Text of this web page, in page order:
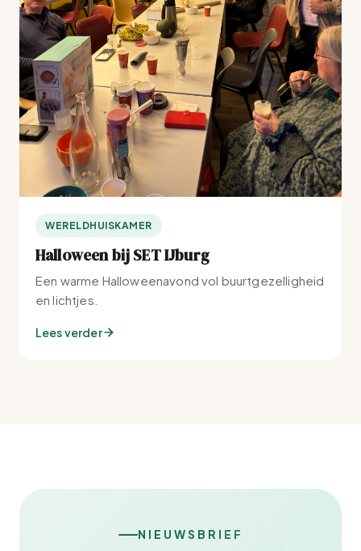
WERELDHUISKAMER
Halloween bij SET IJburg
Een warme Halloweenavond vol buurtgezelligheid
en lichtjes.
Lees verder
NIEUWSBRIEF